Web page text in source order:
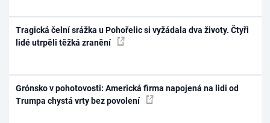
Tragická čelní srážka u Pohořelic si vyžádala dva životy. Čtyři
lidé utrpěli těžká zranění
Grónsko v pohotovosti: Americká firma napojená na lidi od
Trumpa chystá vrty bez povolení